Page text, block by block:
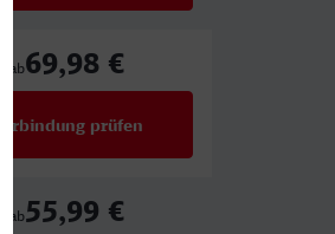
ab69,98 €
Verbindung prüfen
ab55,99 €